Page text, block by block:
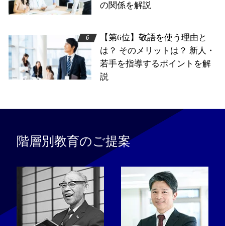
の関係を解説
【第6位】敬語を使う理由と
は？ そのメリットは？ 新人・
若手を指導するポイントを解
説
階層別教育のご提案